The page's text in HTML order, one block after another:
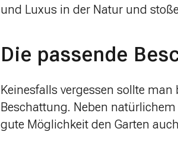
und Luxus in der Natur und
Die passende
Keinesfalls vergessen sollte
Beschattung. Neben
gute Möglichkeit den Garten